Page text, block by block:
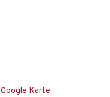
Google Karte